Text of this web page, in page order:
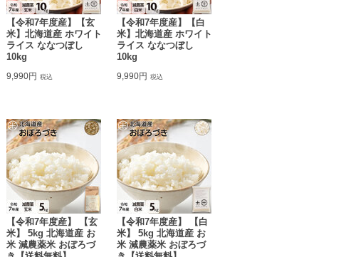
【令和7年度産】【玄
米】北海道産 ホワイト
ライス ななつぼし
10kg
9,990円 税込
【令和7年度産】【白
米】北海道産 ホワイト
ライス ななつぼし
10kg
9,990円 税込
【令和7年度産】 【玄
米】 5kg 北海道産 お
米 減農薬米 おぼろづ
【令和7年度産】 【白
米】 5kg 北海道産 お
米 減農薬米 おぼろづ